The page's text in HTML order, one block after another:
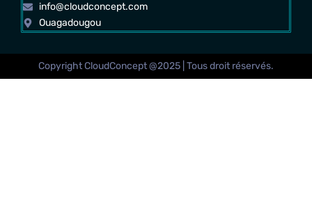
info@cloudconcept.com
Ouagadougou
Copyright CloudConcept @2025 | Tous droit réservés.